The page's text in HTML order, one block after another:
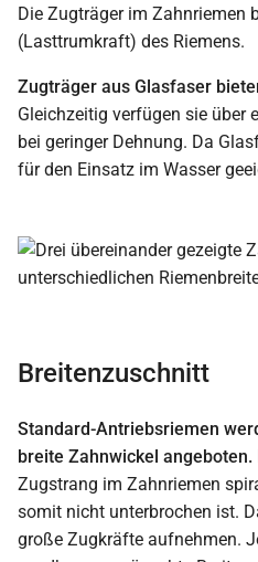
Die Zugträger im Zahnriemen
(Lasttrumkraft) des Riemens.
Zugträger aus Glasfaser
Gleichzeitig verfügen sie über
bei geringer Dehnung. Da
für den Einsatz im Wasser
Breitenzuschnitt
Standard-Antriebsriemen
breite Zahnwickel angeboten.
Zugstrang im Zahnriemen
somit nicht unterbrochen ist.
große Zugkräfte aufnehmen.